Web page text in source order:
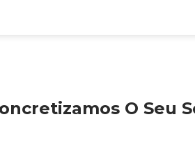
O Seu